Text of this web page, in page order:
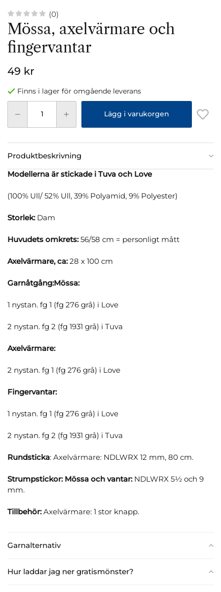
(0)
Mössa, axelvärmare och
fingervantar
49 kr
Finns i lager för omgående leverans
Lägg i varukorgen
Produktbeskrivning
Garnalternativ
Hur laddar jag ner gratismönster?
Modellerna är stickade i Tuva och Love
(100% Ull/ 52% Ull, 39% Polyamid, 9% Polyester)
Storlek:Dam
Huvudets omkrets:56/58 cm = personligt mått
Axelvärmare, ca:28 x 100 cm
Garnåtgång:Mössa:
1 nystan. fg 1 (fg 276 grå) i Love
2 nystan. fg 2 (fg 1931 grå) i Tuva
Axelvärmare:
2 nystan. fg 1 (fg 276 grå) i Love
Fingervantar:
1 nystan. fg 1 (fg 276 grå) i Love
2 nystan. fg 2 (fg 1931 grå) i Tuva
Rundsticka: Axelvärmare: NDLWRX 12 mm, 80 cm.
Strumpstickor: Mössa och vantar:NDLWRX 5½ och 9
mm.
Tillbehör:Axelvärmare: 1 stor knapp.